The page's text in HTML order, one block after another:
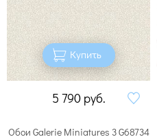
Купить
5 790 руб.
Обои Galerie Miniatures 3 G68734